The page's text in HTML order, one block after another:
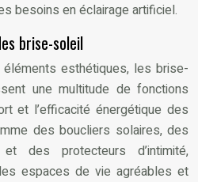
besoins en éclairage artificiel.
brise-soleil
esthétiques, les brise-
une multitude de fonctions
et l’efficacité énergétique des
des boucliers solaires, des
des protecteurs d’intimité,
espaces de vie agréables et